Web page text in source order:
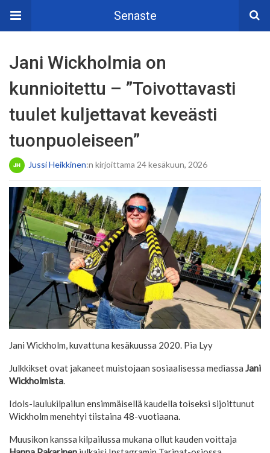
Senaste
Jani Wickholmia on
kunnioitettu – ”Toivottavasti
tuulet kuljettavat keveästi
tuonpuoleiseen”
Jussi Heikkinen:n kirjoittama 24 kesäkuun, 2026
Jani Wickholm, kuvattuna kesäkuussa 2020. Pia Lyy
Julkkikset ovat jakaneet muistojaan sosiaalisessa mediassa Jani
Wickholmista.
Idols-laulukilpailun ensimmäisellä kaudella toiseksi sijoittunut
Wickholm menehtyi tiistaina 48-vuotiaana.
Muusikon kanssa kilpailussa mukana ollut kauden voittaja